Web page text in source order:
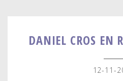
DANIEL CROS EN
12-11-